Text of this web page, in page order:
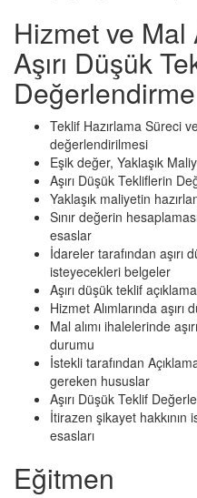
Hizmet ve Mal
Aşırı Düşük
Teklif Hazırlama Süreci
değerlendirilmesi
Eşik değer, Yaklaşık
Aşırı Düşük Tekliflerin
Yaklaşık maliyetin
Sınır değerin
esaslar
İdareler tarafından aşırı
isteyecekleri belgeler
Aşırı düşük teklif
Hizmet Alımlarında
Mal alımı ihalelerinde
durumu
İstekli tarafından
gereken hususlar
Aşırı Düşük Teklif
İtirazen şikayet hakkının
esasları
Eğitmen